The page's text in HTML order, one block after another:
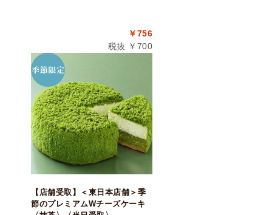
￥756
税抜 ￥700
【店舗受取】＜東日本店舗＞季
節のプレミアムWチーズケーキ